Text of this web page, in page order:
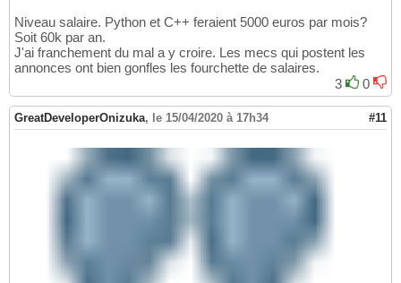
Niveau salaire. Python et C++ feraient 5000 euros par mois?
Soit 60k par an.
J'ai franchement du mal a y croire. Les mecs qui postent les
annonces ont bien gonfles les fourchette de salaires.
3
0
GreatDeveloperOnizuka, le 15/04/2020 à 17h34 #11